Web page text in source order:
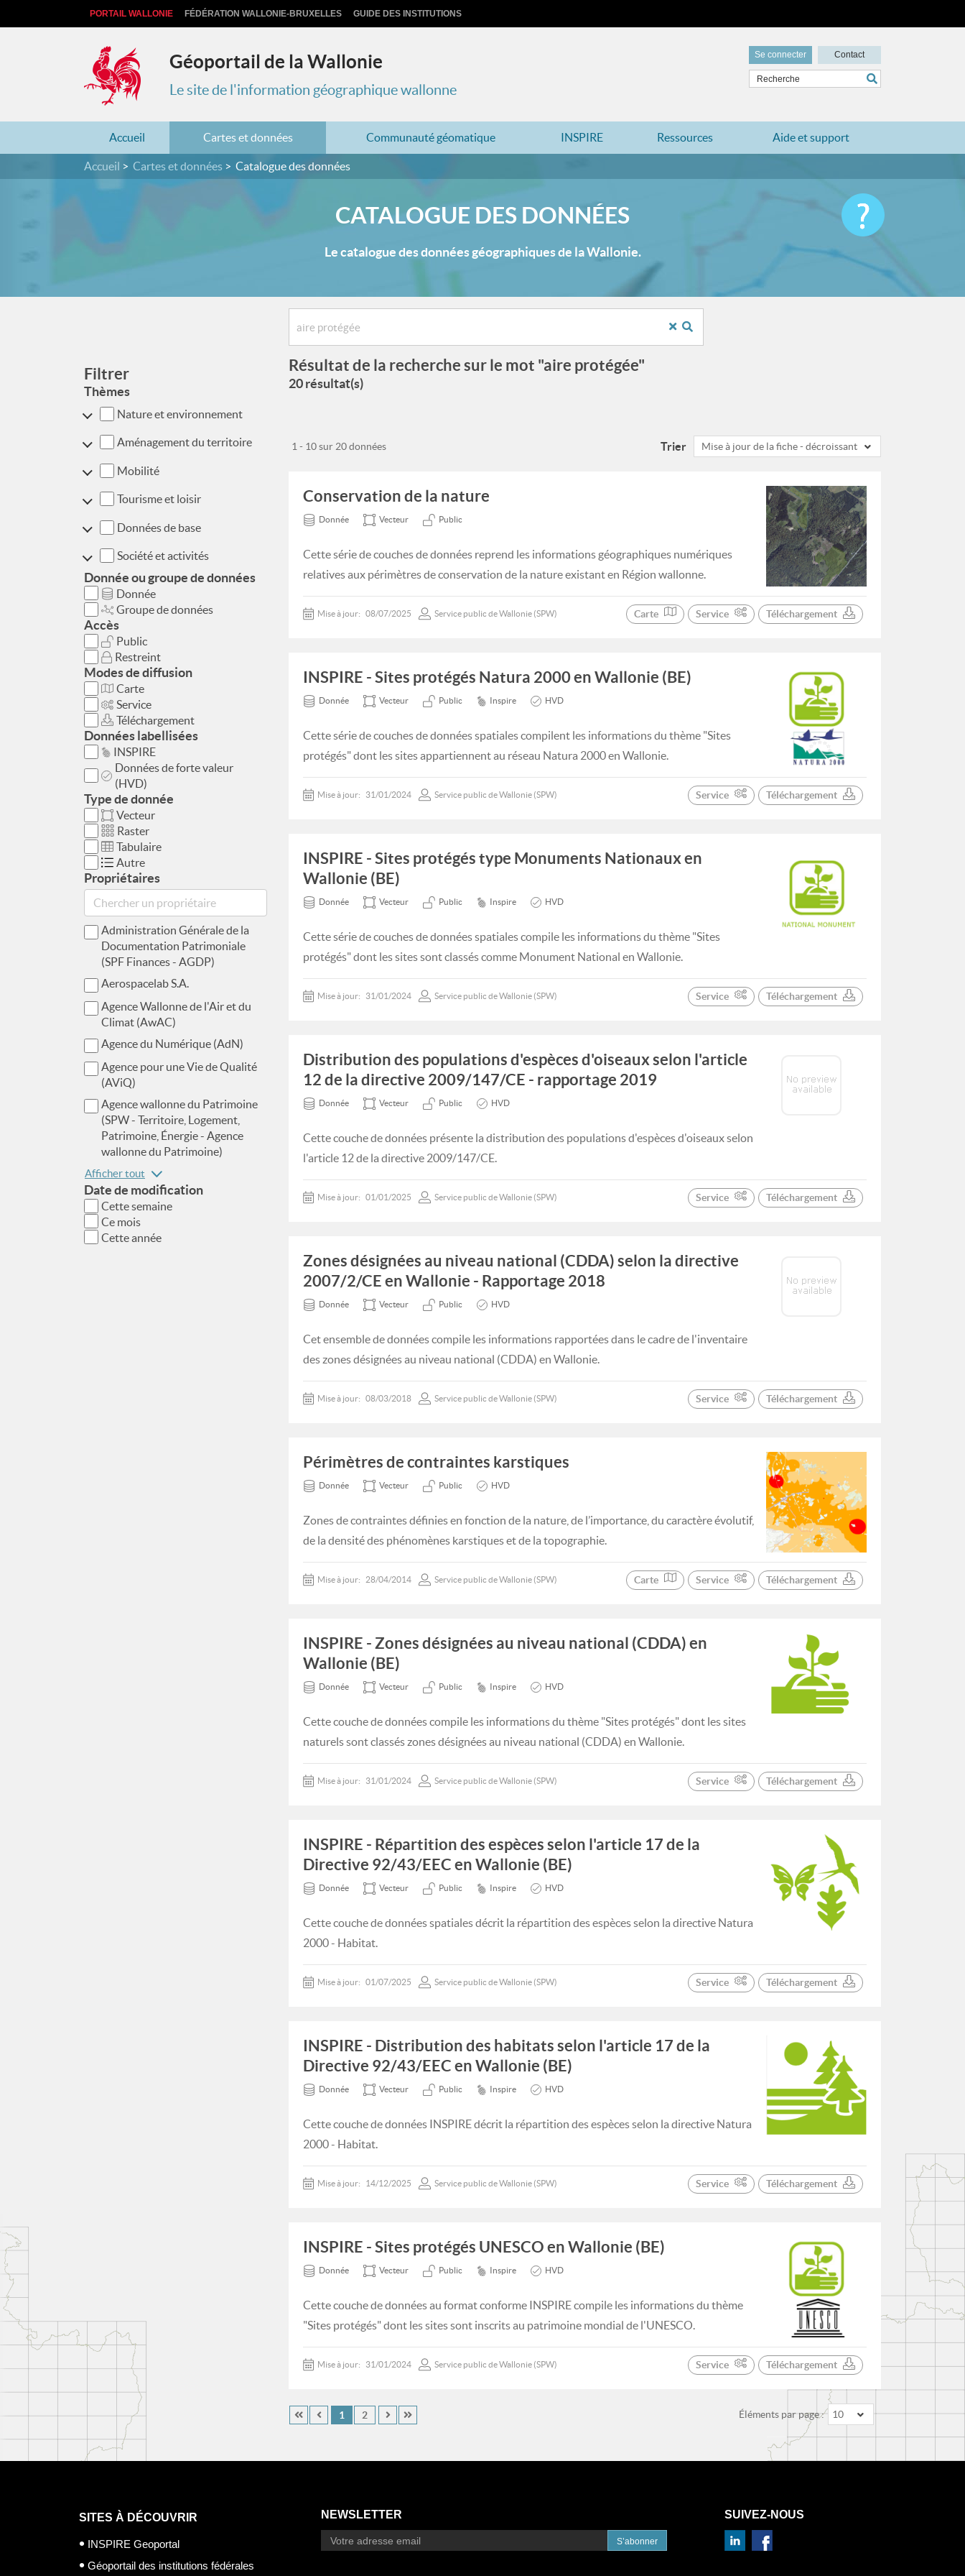
PORTAIL WALLONIE FÉDÉRATION WALLONIE-BRUXELLES GUIDE DES INSTITUTIONS
Géoportail de la Wallonie
Le site de l'information géographique wallonne
Se connecter Contact
Accueil Cartes et données Communauté géomatique INSPIRE Ressources Aide et support
Accueil Cartes et données Catalogue des données
CATALOGUE DES DONNÉES
Le catalogue des données géographiques de la Wallonie.
Filtrer
Thèmes
Nature et environnement
Aménagement du territoire
Mobilité
Tourisme et loisir
Données de base
Société et activités
Donnée ou groupe de données
Donnée
Groupe de données
Accès
Public
Restreint
Modes de diffusion
Carte
Service
Téléchargement
Données labellisées
INSPIRE
Données de forte valeur
(HVD)
Type de donnée
Vecteur
Raster
Tabulaire
Autre
Propriétaires
Administration Générale de la
Documentation Patrimoniale
(SPF Finances - AGDP)
Aerospacelab S.A.
Agence Wallonne de l'Air et du
Climat (AwAC)
Agence du Numérique (AdN)
Agence pour une Vie de Qualité
(AViQ)
Agence wallonne du Patrimoine
(SPW - Territoire, Logement,
Patrimoine, Énergie - Agence
wallonne du Patrimoine)
Afficher tout
Date de modification
Cette semaine
Ce mois
Cette année
Résultat de la recherche sur le mot "aire protégée"
20 résultat(s)
Trier Mise à jour de la fiche - décroissant
1 - 10 sur 20 données
Conservation de la nature
Donnée Vecteur Public
Cette série de couches de données reprend les informations géographiques numériques
relatives aux périmètres de conservation de la nature existant en Région wallonne.
Mise à jour: 08/07/2025 Service public de Wallonie (SPW) Carte Service Téléchargement
INSPIRE - Sites protégés Natura 2000 en Wallonie (BE)
Donnée Vecteur Public Inspire HVD
Cette série de couches de données spatiales compilent les informations du thème "Sites
protégés" dont les sites appartiennent au réseau Natura 2000 en Wallonie.
Mise à jour: 31/01/2024 Service public de Wallonie (SPW) Service Téléchargement
INSPIRE - Sites protégés type Monuments Nationaux en
Wallonie (BE)
Donnée Vecteur Public Inspire HVD
Cette série de couches de données spatiales compile les informations du thème "Sites
protégés" dont les sites sont classés comme Monument National en Wallonie.
Mise à jour: 31/01/2024 Service public de Wallonie (SPW) Service Téléchargement
Distribution des populations d'espèces d'oiseaux selon l'article
12 de la directive 2009/147/CE - rapportage 2019
Donnée Vecteur Public HVD
Cette couche de données présente la distribution des populations d'espèces d'oiseaux selon
l'article 12 de la directive 2009/147/CE.
Mise à jour: 01/01/2025 Service public de Wallonie (SPW) Service Téléchargement
Zones désignées au niveau national (CDDA) selon la directive
2007/2/CE en Wallonie - Rapportage 2018
Donnée Vecteur Public HVD
Cet ensemble de données compile les informations rapportées dans le cadre de l'inventaire
des zones désignées au niveau national (CDDA) en Wallonie.
Mise à jour: 08/03/2018 Service public de Wallonie (SPW) Service Téléchargement
Périmètres de contraintes karstiques
Donnée Vecteur Public HVD
Zones de contraintes définies en fonction de la nature, de l’importance, du caractère évolutif,
de la densité des phénomènes karstiques et de la topographie.
Mise à jour: 28/04/2014 Service public de Wallonie (SPW) Carte Service Téléchargement
INSPIRE - Zones désignées au niveau national (CDDA) en
Wallonie (BE)
Donnée Vecteur Public Inspire HVD
Cette couche de données compile les informations du thème "Sites protégés" dont les sites
naturels sont classés zones désignées au niveau national (CDDA) en Wallonie.
Mise à jour: 31/01/2024 Service public de Wallonie (SPW) Service Téléchargement
INSPIRE - Répartition des espèces selon l'article 17 de la
Directive 92/43/EEC en Wallonie (BE)
Donnée Vecteur Public Inspire HVD
Cette couche de données spatiales décrit la répartition des espèces selon la directive Natura
2000 - Habitat.
Mise à jour: 01/07/2025 Service public de Wallonie (SPW) Service Téléchargement
INSPIRE - Distribution des habitats selon l'article 17 de la
Directive 92/43/EEC en Wallonie (BE)
Donnée Vecteur Public Inspire HVD
Cette couche de données INSPIRE décrit la répartition des espèces selon la directive Natura
2000 - Habitat.
Mise à jour: 14/12/2025 Service public de Wallonie (SPW) Service Téléchargement
INSPIRE - Sites protégés UNESCO en Wallonie (BE)
Donnée Vecteur Public Inspire HVD
Cette couche de données au format conforme INSPIRE compile les informations du thème
"Sites protégés" dont les sites sont inscrits au patrimoine mondial de l'UNESCO.
Mise à jour: 31/01/2024 Service public de Wallonie (SPW) Service Téléchargement
Éléments par page : 10
1 2
SITES À DÉCOUVRIR
INSPIRE Geoportal
Géoportail des institutions fédérales
NEWSLETTER
S’abonner
SUIVEZ-NOUS